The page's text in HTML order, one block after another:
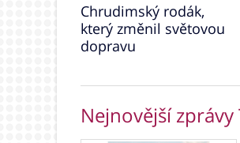
Chrudimský rodák,
který změnil světovou
dopravu
Nejnovější